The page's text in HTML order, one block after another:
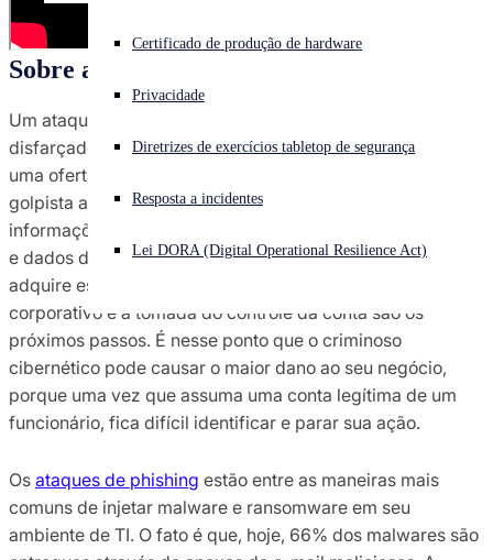
Enfrentando um ataque cibernético? Obtenha ajuda imediata
Open search
Português (Brasil) Open language switcher
Certificado de produção de hardware
Privacidade
Diretrizes de exercícios tabletop de segurança
Resposta a incidentes
Lei DORA (Digital Operational Resilience Act)
Sobre ataques de phishing
Um ataque de phishing envolve um criminoso cibernético
disfarçado sob a máscara de uma fonte fidedigna com
uma oferta atraente, geralmente entregue por e-mail. O
golpista atrai a vítima e a ludibria a passar suas
informações pessoais, que, muitas vezes, são credenciais
e dados de grande valor. Uma vez que o criminoso
adquire essas credenciais, o comprometimento de e-mail
corporativo e a tomada do controle da conta são os
próximos passos. É nesse ponto que o criminoso
cibernético pode causar o maior dano ao seu negócio,
porque uma vez que assuma uma conta legítima de um
funcionário, fica difícil identificar e parar sua ação.
Os ataques de phishing estão entre as maneiras mais
comuns de injetar malware e ransomware em seu
ambiente de TI. O fato é que, hoje, 66% dos malwares são